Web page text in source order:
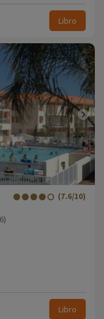
Libro
(7.6/10)
Libro